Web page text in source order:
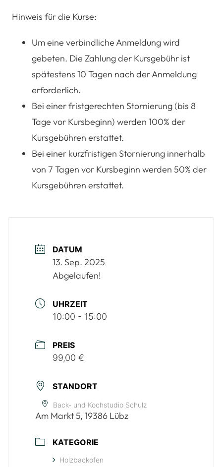
Hinweis für die Kurse:
Um eine verbindliche Anmeldung wird
gebeten. Die Zahlung der Kursgebühr ist
spätestens 10 Tagen nach der Anmeldung
erforderlich.
Bei einer fristgerechten Stornierung (bis 8
Tage vor Kursbeginn) werden 100% der
Kursgebühren erstattet.
Bei einer kurzfristigen Stornierung innerhalb
von 7 Tagen vor Kursbeginn werden 50% der
Kursgebühren erstattet.
DATUM
13. Sep. 2025
Abgelaufen!
UHRZEIT
10:00 - 15:00
PREIS
99,00 €
STANDORT
Back- und Kochstudio Schulz
Am Markt 5, 19386 Lübz
KATEGORIE
Holzbackofen